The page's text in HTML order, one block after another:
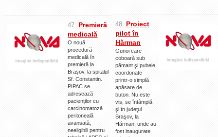
47.Premieră
medicală
O nouă
procedură
medicală în
premieră la
Brașov, la spitalul
Sf. Constantin.
PIPAC se
adresează
pacienților cu
carcinomatoză
peritoneală
avansată,
neeligibili pentru
48.Proiect
pilot în
Hărman
Gunoi care
coboară sub
pămant şi pubele
coordonate
printr-o simplă
apăsare de
buton. Nu este
vis, se întâmplă
şi în judeţul
Braşov, la
Hărman, unde au
fost inaugurate